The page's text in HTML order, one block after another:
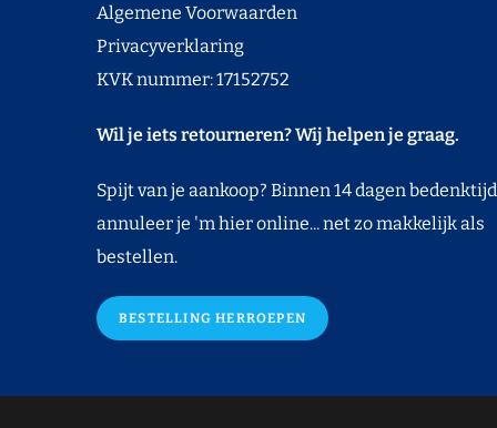
Algemene Voorwaarden
Privacyverklaring
KVK nummer: 17152752
Wil je iets retourneren? Wij helpen je graag.
Spijt van je aankoop? Binnen 14 dagen bedenktijd
annuleer je 'm hier online... net zo makkelijk als
bestellen.
BESTELLING HERROEPEN